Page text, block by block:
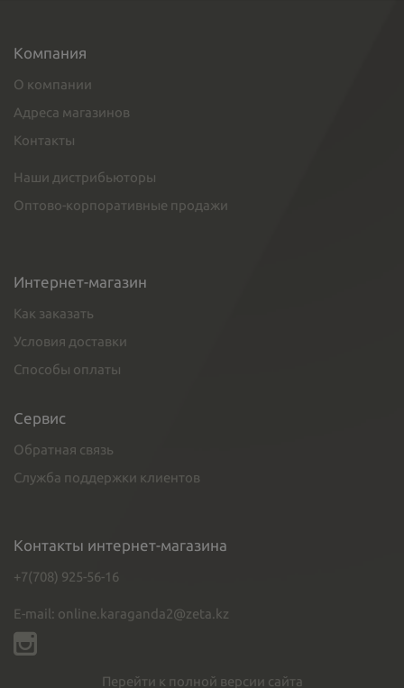
Компания
О компании
Адреса магазинов
Контакты
Наши дистрибьюторы
Оптово-корпоративные продажи
Интернет-магазин
Как заказать
Условия доставки
Способы оплаты
Сервис
Обратная связь
Служба поддержки клиентов
Контакты интернет-магазина
+7(708) 925-56-16
E-mail: online.karaganda2@zeta.kz
Перейти к полной версии сайта